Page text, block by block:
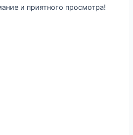
и приятного просмотра!